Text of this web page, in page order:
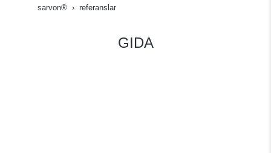
sarvon® referanslar
GIDA